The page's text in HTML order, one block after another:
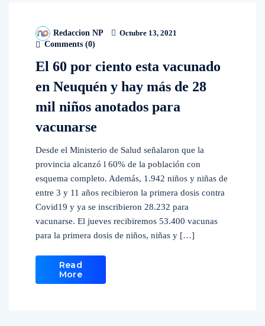
Redaccion NP
Octubre 13, 2021
Comments (0)
El 60 por ciento esta vacunado
en Neuquén y hay más de 28
mil niños anotados para
vacunarse
Desde el Ministerio de Salud señalaron que la
provincia alcanzó l 60% de la población con
esquema completo. Además, 1.942 niños y niñas de
entre 3 y 11 años recibieron la primera dosis contra
Covid19 y ya se inscribieron 28.232 para
vacunarse. El jueves recibiremos 53.400 vacunas
para la primera dosis de niños, niñas y […]
Read
More